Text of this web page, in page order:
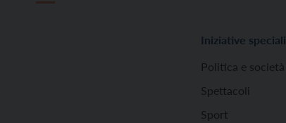
Iniziative speciali
Politica e società
Spettacoli
Sport